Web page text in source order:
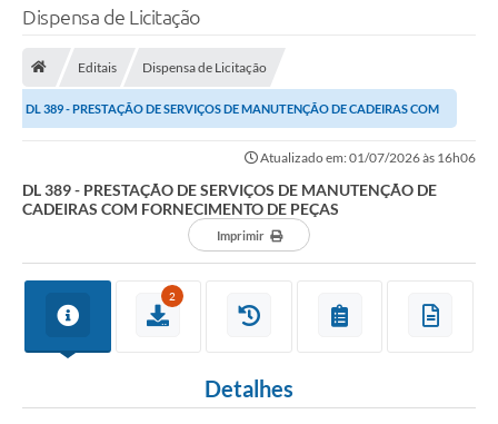
Horários e itinerários dos ônibus urbanos de São Pedro
Queimada é crime! Denuncie!
Protocolo - Instruções e modelos de requerimentos
Dispensa de Licitação
Editais Dispensa de Licitação
DL 389 - PRESTAÇÃO DE SERVIÇOS DE MANUTENÇÃO DE CADEIRAS COM
Atualizado em: 01/07/2026 às 16h06
DL 389 - PRESTAÇÃO DE SERVIÇOS DE MANUTENÇÃO DE
CADEIRAS COM FORNECIMENTO DE PEÇAS
Imprimir
2
Detalhes